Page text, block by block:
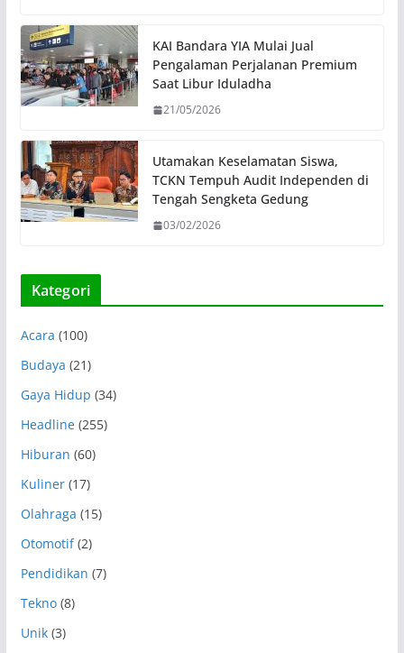
KAI Bandara YIA Mulai Jual
Pengalaman Perjalanan Premium
Saat Libur Iduladha
21/05/2026
Utamakan Keselamatan Siswa,
TCKN Tempuh Audit Independen di
Tengah Sengketa Gedung
03/02/2026
Kategori
Acara (100)
Budaya (21)
Gaya Hidup (34)
Headline(255)
Hiburan (60)
Kuliner(17)
Olahraga (15)
Otomotif(2)
Pendidikan (7)
Tekno(8)
Unik(3)